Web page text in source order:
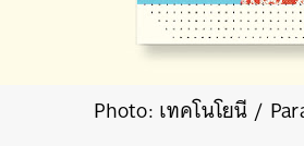
Photo: เทคโนโยนี /